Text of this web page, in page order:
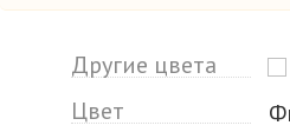
Другие цвета
Цвет